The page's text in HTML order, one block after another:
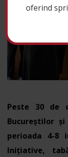
Peste 30 de
Bucureștilor
perioada 4-8
Inițiative,
oferind